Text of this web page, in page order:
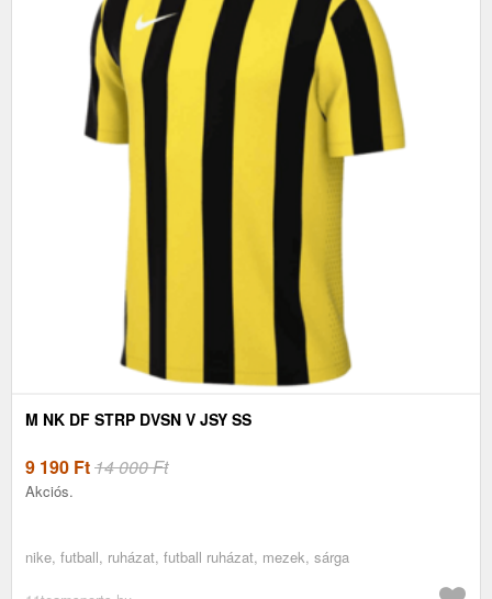
M NK DF STRP DVSN V JSY SS
9 190 Ft14 000 Ft
Akciós.
nike, futball, ruházat, futball ruházat, mezek, sárga